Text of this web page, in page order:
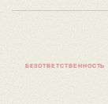
БЕЗОТВЕТСТВЕННОСТЬ